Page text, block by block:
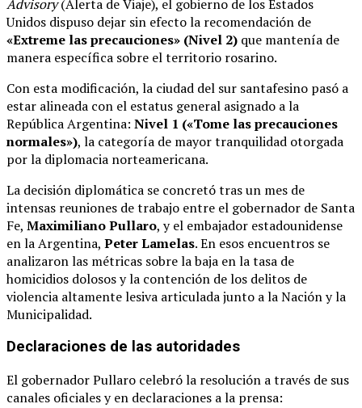
Advisory(Alerta de Viaje), el gobierno de los Estados
Unidos dispuso dejar sin efecto la recomendación de
«Extreme las precauciones» (Nivel 2) que mantenía de
manera específica sobre el territorio rosarino.
Con esta modificación, la ciudad del sur santafesino pasó a
estar alineada con el estatus general asignado a la
República Argentina: Nivel 1 («Tome las precauciones
normales»), la categoría de mayor tranquilidad otorgada
por la diplomacia norteamericana.
La decisión diplomática se concretó tras un mes de
intensas reuniones de trabajo entre el gobernador de Santa
Fe, Maximiliano Pullaro, y el embajador estadounidense
en la Argentina, Peter Lamelas.En esos encuentros se
analizaron las métricas sobre la baja en la tasa de
homicidios dolosos y la contención de los delitos de
violencia altamente lesiva articulada junto a la Nación y la
Municipalidad.
Declaraciones de las autoridades
El gobernador Pullaro celebró la resolución a través de sus
canales oficiales y en declaraciones a la prensa: